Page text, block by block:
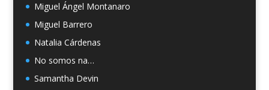
Miguel Ángel Montanaro
Miguel Barrero
Natalia Cárdenas
No somos na…
Samantha Devin